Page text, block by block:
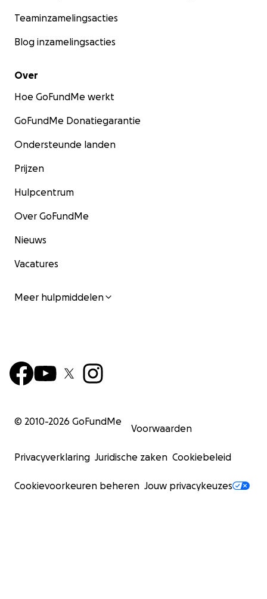
Teaminzamelingsacties
Blog inzamelingsacties
Over
Hoe GoFundMe werkt
GoFundMe Donatiegarantie
Ondersteunde landen
Prijzen
Hulpcentrum
Over GoFundMe
Nieuws
Vacatures
Meer hulpmiddelen
© 2010-2026 GoFundMe
Voorwaarden
Privacyverklaring Juridische zaken Cookiebeleid
Cookievoorkeuren beheren Jouw privacykeuzes